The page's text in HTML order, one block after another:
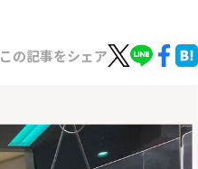
この記事をシェア